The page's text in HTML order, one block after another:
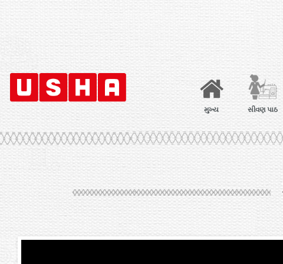
મુખ્ય સીવણ પાઠ